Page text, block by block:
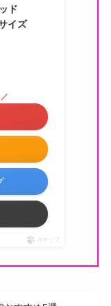
ド
イズ
ポチップ